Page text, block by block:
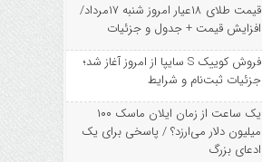
قیمت طلای ۱۸عیار امروز شنبه ۱۷مرداد/
افزایش قیمت + جدول و جزئیات
فروش کوییک S سایپا از امروز آغاز شد؛
جزئیات ثبت‌نام و شرایط
یک ساعت از زمان ایلان ماسک ۱۰۰
میلیون دلار می‌ارزد؟ / پاسخی برای یک
ادعای بزرگ